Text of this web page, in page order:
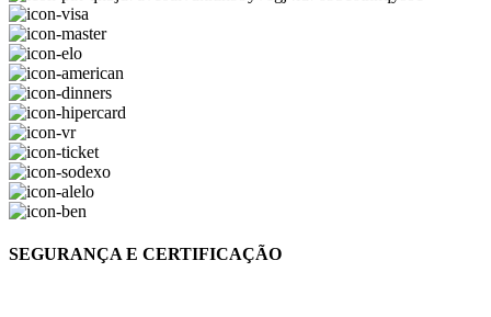
SEGURANÇA E CERTIFICAÇÃO